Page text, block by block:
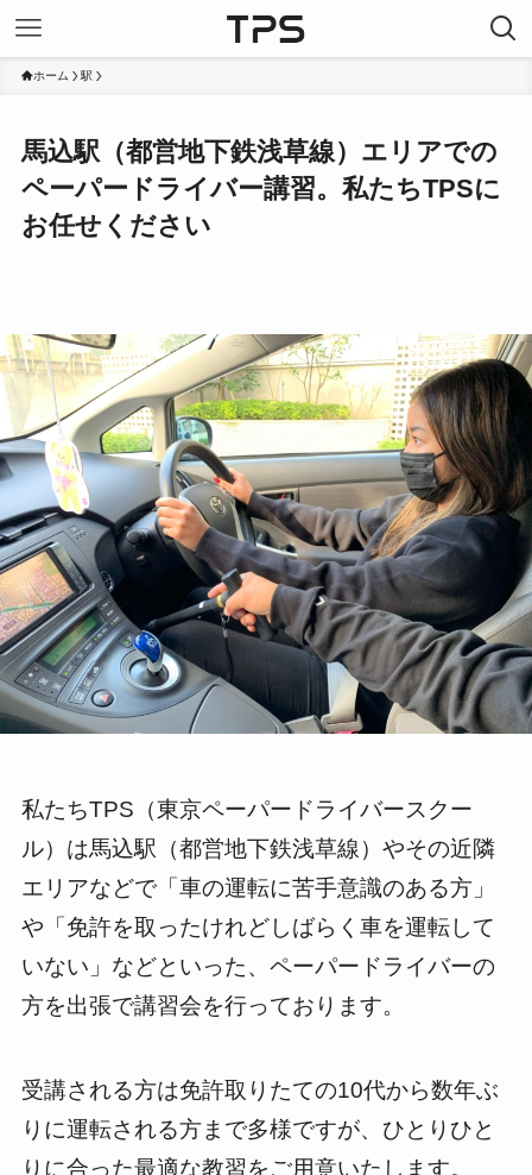
ホーム 駅
馬込駅（都営地下鉄浅草線）エリアでの
ペーパードライバー講習。私たちTPSに
お任せください
私たちTPS（東京ペーパードライバースクー
ル）は馬込駅（都営地下鉄浅草線）やその近隣
エリアなどで「車の運転に苦手意識のある方」
や「免許を取ったけれどしばらく車を運転して
いない」などといった、ペーパードライバーの
方を出張で講習会を行っております。
受講される方は免許取りたての10代から数年ぶ
りに運転される方まで多様ですが、ひとりひと
りに合った最適な教習をご用意いたします。